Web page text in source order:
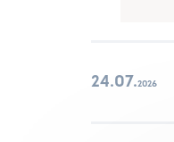
24.07.2026